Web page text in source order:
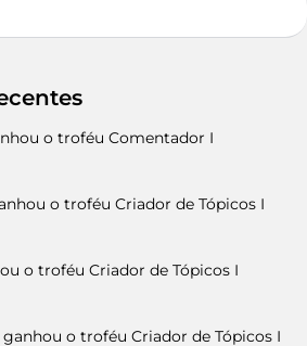
o troféu Comentador I
o troféu Criador de Tópicos I
o troféu Criador de Tópicos I
ganhou o troféu Criador de Tópicos I